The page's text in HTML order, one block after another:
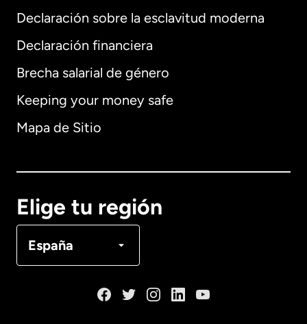
Declaración sobre la esclavitud moderna
Declaración financiera
Brecha salarial de género
Keeping your money safe
Mapa de Sitio
Elige tu región
España
Internacional English
Alemania
Français